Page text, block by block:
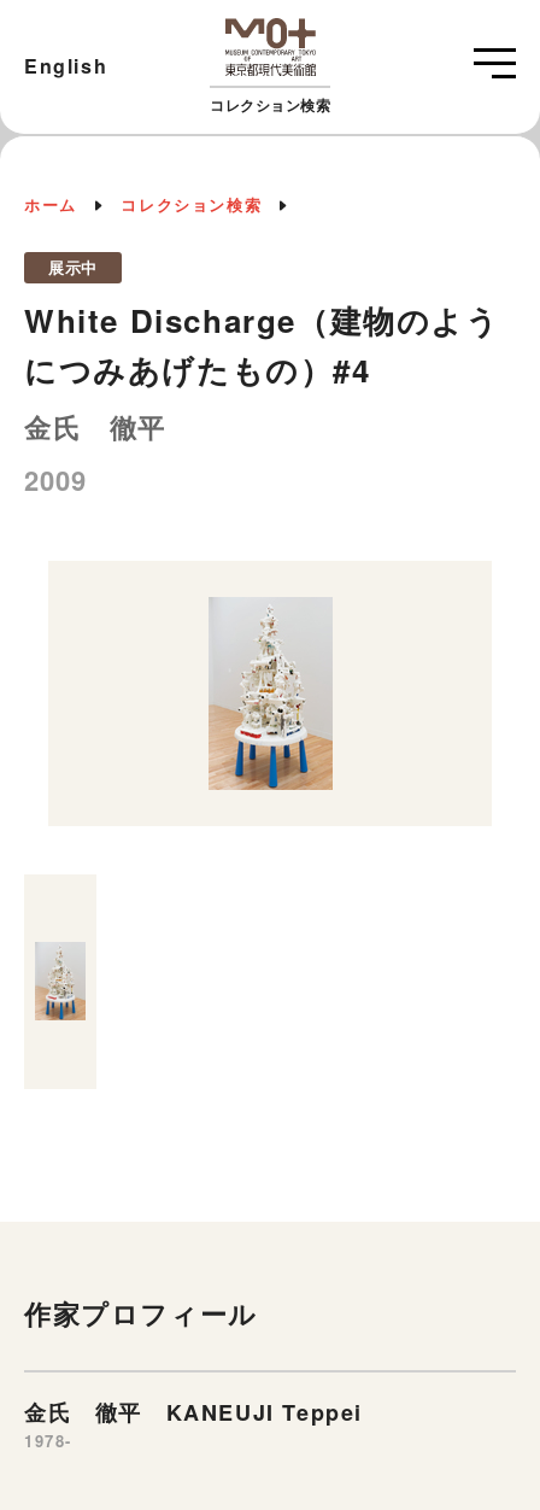
コレクション検索
English
ホーム コレクション検索
展示中
White Discharge（建物のよう
につみあげたもの）#4
金氏 徹平
2009
作家プロフィール
金氏 徹平 KANEUJI Teppei
1978-